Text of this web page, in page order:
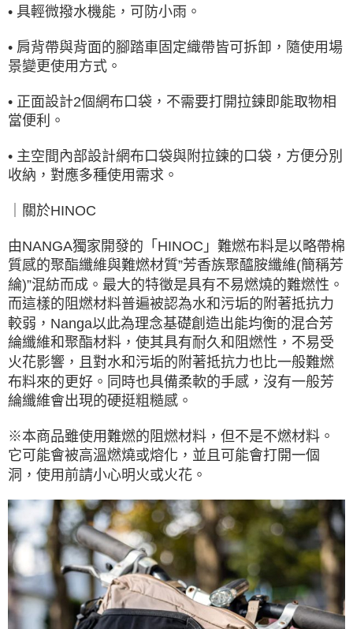
• 具輕微撥水機能，可防小雨。
• 肩背帶與背面的腳踏車固定織帶皆可拆卸，隨使用場
景變更使用方式。
• 正面設計2個網布口袋，不需要打開拉鍊即能取物相
當便利。
• 主空間內部設計網布口袋與附拉鍊的口袋，方便分別
收納，對應多種使用需求。
｜關於HINOC
由NANGA獨家開發的「HINOC」難燃布料是以略帶棉
質感的聚酯纖維與難燃材質”芳香族聚醯胺纖維(簡稱芳
綸)”混紡而成。最大的特徵是具有不易燃燒的難燃性。
而這樣的阻燃材料普遍被認為水和污垢的附著抵抗力
較弱，Nanga以此為理念基礎創造出能均衡的混合芳
綸纖維和聚酯材料，使其具有耐久和阻燃性，不易受
火花影響，且對水和污垢的附著抵抗力也比一般難燃
布料來的更好。同時也具備柔軟的手感，沒有一般芳
綸纖維會出現的硬挺粗糙感。
※本商品雖使用難燃的阻燃材料，但不是不燃材料。
它可能會被高溫燃燒或熔化，並且可能會打開一個
洞，使用前請小心明火或火花。